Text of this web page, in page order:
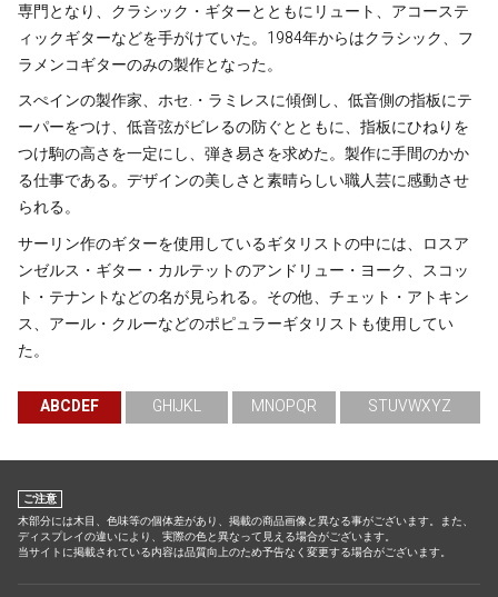
専門となり、クラシック・ギターとともにリュート、アコーステ
ィックギターなどを手がけていた。1984年からはクラシック、フ
ラメンコギターのみの製作となった。
スぺインの製作家、ホセ.・ラミレスに傾倒し、低音側の指板にテ
ーパーをつけ、低音弦がビレるの防ぐとともに、指板にひねりを
つけ駒の高さを一定にし、弾き易さを求めた。製作に手間のかか
る仕事である。デザインの美しさと素晴らしい職人芸に感動させ
られる。
サーリン作のギターを使用しているギタリストの中には、ロスア
ンゼルス・ギター・カルテットのアンドリュー・ヨーク、スコッ
ト・テナントなどの名が見られる。その他、チェット・アトキン
ス、アール・クルーなどのポピュラーギタリストも使用してい
た。
ABCDEF GHIJKL MNOPQR STUVWXYZ
ご注意
木部分には木目、色味等の個体差があり、掲載の商品画像と異なる事がございます。また、
ディスプレイの違いにより、実際の色と異なって見える場合がございます。
当サイトに掲載されている内容は品質向上のため予告なく変更する場合がございます。